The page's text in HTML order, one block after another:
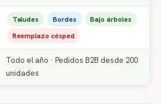
Taludes Bordes
Bajo árboles
Reemplazo césped
Todo el año · Pedidos B2B desde 200
unidades